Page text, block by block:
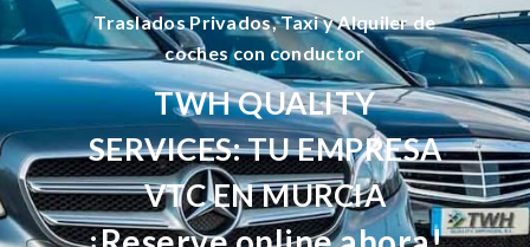
Traslados Privados, Taxi y Alquiler de
coches con conductor
TWH QUALITY
SERVICES: TU EMPRESA
VTC EN MURCIA